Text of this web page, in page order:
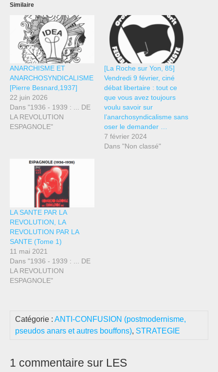
Similaire
ANARCHISME ET
ANARCHOSYNDICALISME
[Pierre Besnard,1937]
22 juin 2026
Dans "1936 - 1939 : ... DE
LA REVOLUTION
ESPAGNOLE"
[La Roche sur Yon, 85]
Vendredi 9 février, ciné
débat libertaire : tout ce
que vous avez toujours
voulu savoir sur
l’anarchosyndicalisme sans
oser le demander …
7 février 2024
Dans "Non classé"
LA SANTE PAR LA
REVOLUTION, LA
REVOLUTION PAR LA
SANTE (Tome 1)
11 mai 2021
Dans "1936 - 1939 : ... DE
LA REVOLUTION
ESPAGNOLE"
Catégorie : ANTI-CONFUSION (postmodernisme,
pseudos anars et autres bouffons), STRATEGIE
1 commentaire sur LES